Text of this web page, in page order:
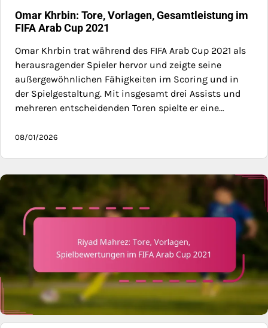
Omar Khrbin: Tore, Vorlagen, Gesamtleistung im
FIFA Arab Cup 2021
Omar Khrbin trat während des FIFA Arab Cup 2021 als
herausragender Spieler hervor und zeigte seine
außergewöhnlichen Fähigkeiten im Scoring und in
der Spielgestaltung. Mit insgesamt drei Assists und
mehreren entscheidenden Toren spielte er eine…
08/01/2026